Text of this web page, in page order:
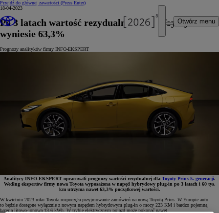
Przejdź do głównej zawartości (Press Enter)
Otwórz menu
18-04-2023
Po 3 latach wartość rezydualna nowej Toyoty Prius
wyniesie 63,3%
Prognozy analityków firmy INFO-EKSPERT
Analitycy INFO-EKSPERT opracowali prognozy wartości rezydualnej dla Toyoty Prius 5. generacji.
Według ekspertów firmy nowa Toyota wyposażona w napęd hybrydowy plug-in po 3 latach i 60 tys.
km utrzyma nawet 63,3% początkowej wartości.
W kwietniu 2023 roku Toyota rozpoczęła przyjmowanie zamówień na nową Toyotą Prius. W Europie auto
to będzie dostępne wyłącznie z nowym napędem hybrydowym plug-in o mocy 223 KM i bardzo pojemną
baterią litowo-jonową 13,6 kWh. W trybie elektrycznym pojazd może pokonać nawet